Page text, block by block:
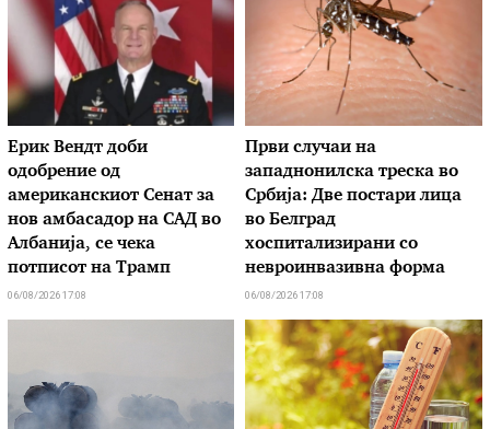
Ерик Вендт доби
одобрение од
американскиот Сенат за
нов амбасадор на САД во
Албанија, се чека
потписот на Трамп
06/08/2026 17:08
Први случаи на
западнонилска треска во
Србија: Две постари лица
во Белград
хоспитализирани со
невроинвазивна форма
06/08/2026 17:08